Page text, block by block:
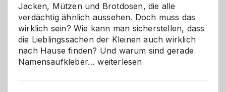
Jacken, Mützen und Brotdosen, die alle
verdächtig ähnlich aussehen. Doch muss das
wirklich sein? Wie kann man sicherstellen, dass
die Lieblingssachen der Kleinen auch wirklich
nach Hause finden? Und warum sind gerade
Namensaufkleber…Namensaufkleber
weiterlesen